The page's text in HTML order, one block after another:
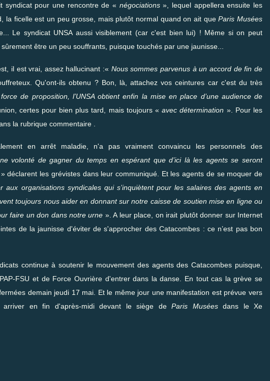
syndicat pour une rencontre de « négociations», lequel appellera ensuite les
la ficelle est un peu grosse, mais plutôt normal quand on ait queParis Musées
... Le syndicat UNSA aussi visiblement (car c'est bien lui) ! Même si on peut
être un peu souffrants, puisque touchés par une jaunisse...
il est vrai, assez hallucinant :« Nous sommes parvenus à un accord de fin de
Qu'ont-ils obtenu ? Bon, là, attachez vos ceintures car c'est du très
de proposition, l’UNSA obtient enfin la mise en place d’une audience de
certes pour bien plus tard, mais toujours « avec détermination ». Pour les
la rubrique commentaire .
en arrêt maladie, n'a pas vraiment convaincu les personnels des
volonté de gagner du temps en espérant que d’ici là les agents se seront
» déclarent les grévistes dans leurcommuniqué . Et les agents de se moquer de
aux organisations syndicales qui s’inquiètent pour les salaires des agents en
toujours nous aider en donnantsur notre caisse de soutien mise en ligne ou
faire un don dans notre urne ». A leur place, on irait plutôt donner sur Internet
de la jaunisse d'éviter de s'approcher des Catacombes : ce n’est pas bon
continue à soutenir le mouvement des agents des Catacombes puisque,
FSU et de Force Ouvrière d'entrer dans la danse. En tout cas la grève se
demain jeudi 17 mai. Et le même jour une manifestation est prévue vers
en fin d'après-midi devant le siège deParis Muséesdans le Xe